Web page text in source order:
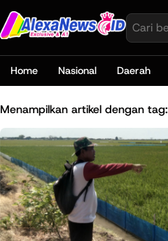
Home Nasional Daerah
Menampilkan artikel dengan tag: